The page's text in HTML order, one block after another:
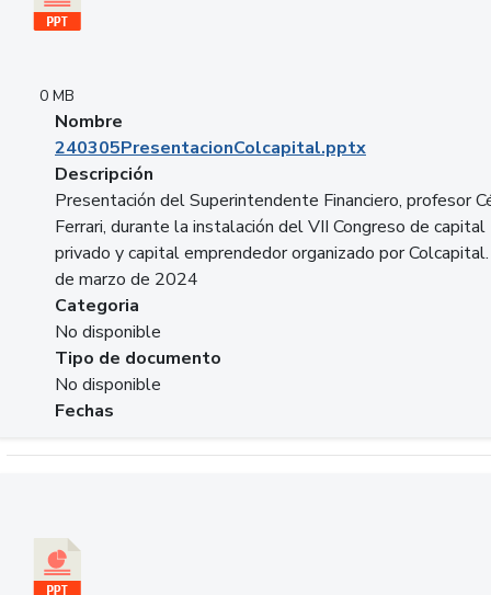
0 MB
Nombre
240305PresentacionColcapital.pptx
Descripción
Presentación del Superintendente Financiero, profesor
Ferrari, durante la instalación del VII Congreso de capital
privado y capital emprendedor organizado por
de marzo de 2024
Categoria
No disponible
Tipo de documento
No disponible
Fechas